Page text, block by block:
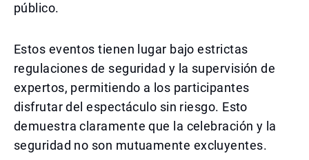
público.
Estos eventos tienen lugar bajo estrictas
regulaciones de seguridad y la supervisión de
expertos, permitiendo a los participantes
disfrutar del espectáculo sin riesgo. Esto
demuestra claramente que la celebración y la
seguridad no son mutuamente excluyentes.